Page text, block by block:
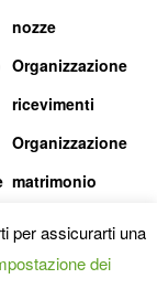
nozze
Organizzazione
ricevimenti
Organizzazione
matrimonio
E CONDIZIONI
per assicurarti una
dei